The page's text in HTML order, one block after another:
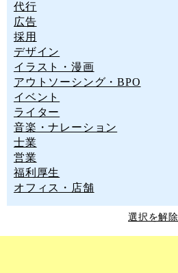
代行
広告
採用
デザイン
イラスト・漫画
アウトソーシング・BPO
イベント
ライター
音楽・ナレーション
士業
営業
福利厚生
オフィス・店舗
選択を解除